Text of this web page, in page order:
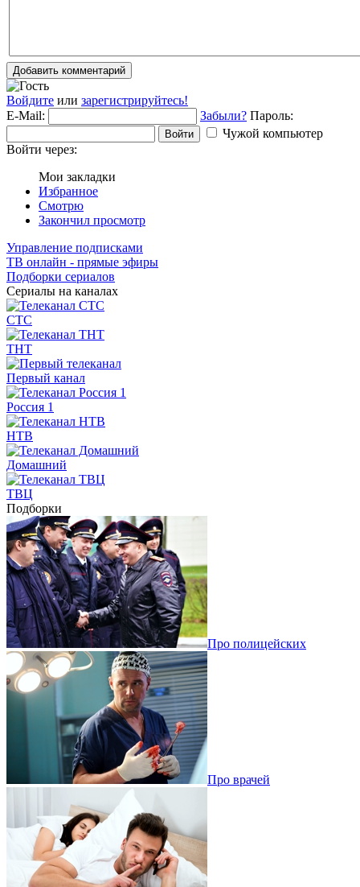
Добавить комментарий
Войдите или зарегистрируйтесь!
E-Mail:
Забыли? Пароль:
Войти
Чужой компьютер
Войти через:
Мои закладки
Избранное
Смотрю
Закончил просмотр
Управление подписками
ТВ онлайн - прямые эфиры
Подборки сериалов
Сериалы на каналах
СТС
ТНТ
Первый канал
Россия 1
НТВ
Домашний
ТВЦ
Подборки
Про полицейских
Про врачей